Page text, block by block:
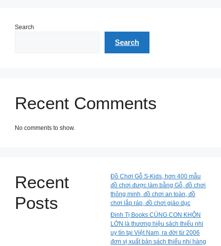
Search
Search
Recent Comments
No comments to show.
Recent
Posts
Đồ Chơi Gỗ S-Kids, hơn 400 mẫu
đồ chơi được làm bằng Gỗ, đồ chơi
thông minh, đồ chơi an toàn, đồ
chơi lắp ráp, đồ chơi giáo dục
Đinh Tị Books CÙNG CON KHÔN
LỚN là thương hiệu sách thiếu nhi
uy tín tại Việt Nam, ra đời từ 2006
đơn vị xuất bản sách thiếu nhi hàng